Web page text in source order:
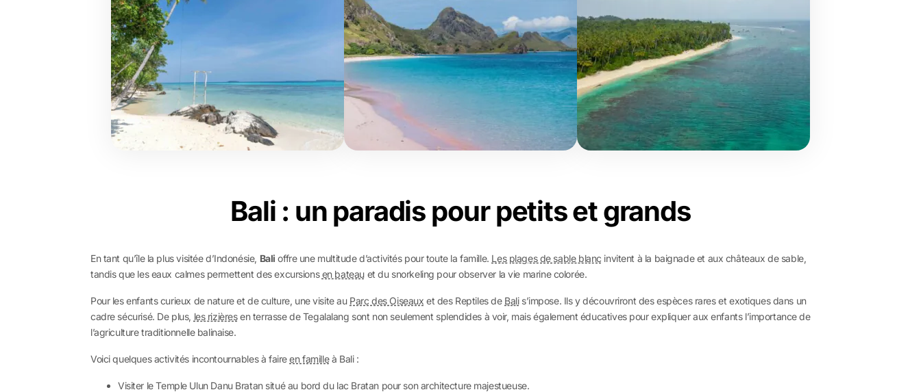
Bali : un paradis pour petits et grands
En tant qu’île la plus visitée d’Indonésie, Bali offre une multitude d’activités pour toute la famille. Les plages de sable blanc invitent à la baignade et aux châteaux de sable,
tandis que les eaux calmes permettent des excursionsen bateauet du snorkeling pour observer la vie marine colorée.
Pour les enfants curieux de nature et de culture, une visite au Parc des Oiseaux et des Reptiles de Balis’impose. Ils y découvriront des espèces rares et exotiques dans un
cadre sécurisé. De plus, les rizièresen terrasse de Tegalalang sont non seulement splendides à voir, mais également éducatives pour expliquer aux enfants l’importance de
l’agriculture traditionnelle balinaise.
Voici quelques activités incontournables à faireen familleà Bali :
Visiter le Temple Ulun Danu Bratan situé au bord du lac Bratan pour son architecture majestueuse.